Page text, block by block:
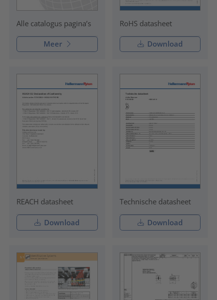
Alle catalogus pagina’s
Meer
RoHS datasheet
Download
REACH datasheet
Download
Technische datasheet
Download